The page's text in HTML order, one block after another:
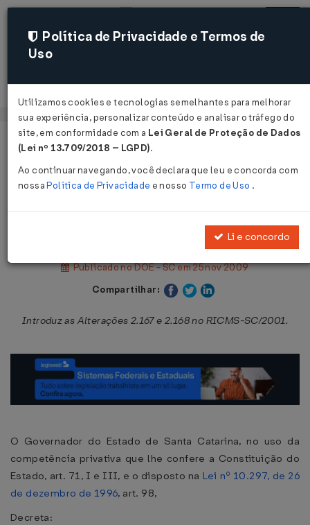
Acessar
Página Inicial
Legislações
Decreto nº 2.770 de 25/11/2009
Publicado no DOE - SC em 25 nov 2009
Compartilhar:
Introduz as Alterações 2.167 e 2.168 no RICMS-SC/2001.
O Governador do Estado de Santa Catarina, no uso da
competência privativa que lhe confere a Constituição do
Estado, art. 71, I e III, e o disposto na Lei nº 10.297, de 26
de dezembro de 1996, art. 98,
Decreta:
Política de Privacidade e Termos de
Uso
Utilizamos cookies e tecnologias semelhantes para melhorar
sua experiência, personalizar conteúdo e analisar o tráfego do
site, em conformidade com a Lei Geral de Proteção de Dados
(Lei nº 13.709/2018 – LGPD).
Ao continuar navegando, você declara que leu e concorda com
nossaPolítica de Privacidade e nosso Termo de Uso .
Li e concordo